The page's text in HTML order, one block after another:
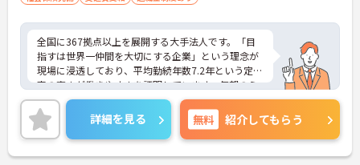
全国に367拠点以上を展開する大手法人です。「目
指すは世界一仲間を大切にする企業」という理念が
現場に浸透しており、平均勤続年数7.2年という定着
率の高さが働きやすさを証明しています。毎朝のミ
ーティング等を通じた職種を超えたチームワークが
根付いており、人間関係の不安なく安心して業務に
取り組める環境です。また、日々の頑張りやチーム
への貢献は、賞与とは別の「特別報酬」としてしっ
かりと評価・還元される独自の制度も大きな魅力と
詳細を見る 無料 紹介してもらう